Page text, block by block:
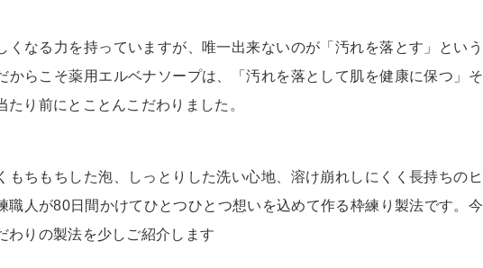
くなる力を持っていますが、唯一出来ないのが「汚れを落とす」という
からこそ薬用エルベナソープは、「汚れを落として肌を健康に保つ」そ
たり前にとことんこだわりました。
もちもちした泡、しっとりした洗い心地、溶け崩れしにくく長持ちのヒ
職人が80日間かけてひとつひとつ想いを込めて作る枠練り製法です。今
わりの製法を少しご紹介します